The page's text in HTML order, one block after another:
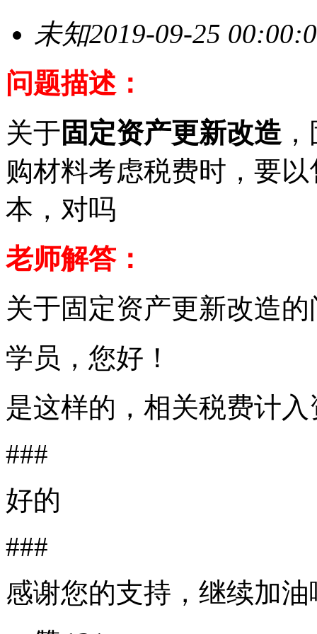
未知2019-09-25
问题描述：
关于固定资产更新改造
购材料考虑税费时，要
本，对吗
老师解答：
关于固定资产更新改造
学员，您好！
是这样的，相关税费计
###
好的
###
感谢您的支持，继续加油